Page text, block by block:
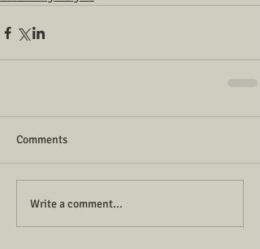
Comments
Write a comment...